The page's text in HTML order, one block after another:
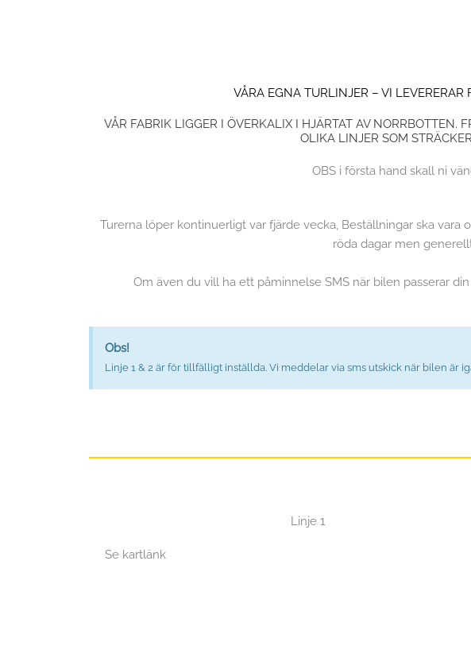
VÅRA EGNA TURLINJER – VI
VÅR FABRIK LIGGER I ÖVERKALIX I HJÄRTAT AV NORRBOTTEN.
OLIKA LINJER SOM
OBS i första hand skall ni
Turerna löper kontinuerligt var fjärde vecka, Beställningar ska
röda dagar men
Om även du vill ha ett påminnelse SMS när bilen passerar
Obs!
Linje 1 & 2 är för tillfälligt inställda. Vi meddelar via sms utskick när bilen är
Linje 1
Se kartlänk